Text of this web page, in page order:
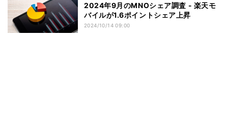
2024年9月のMNOシェア調査 - 楽天モ
バイルが1.6ポイントシェア上昇
2024/10/14 09:00